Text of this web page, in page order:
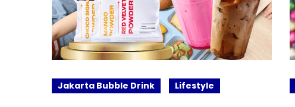
Jakarta Bubble Drink Lifestyle